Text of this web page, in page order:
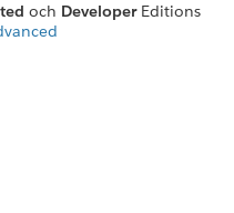
och DeveloperEditions
100 MB eller fler
gränserna. Och en
för icke förhandlingsbara